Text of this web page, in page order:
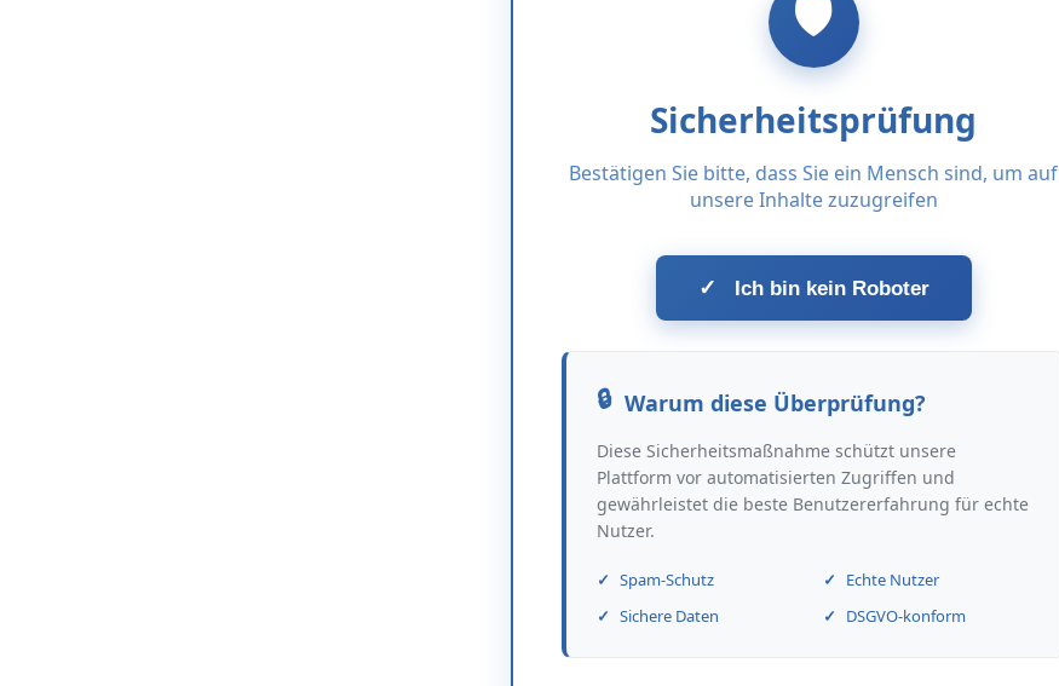
Sicherheitsprüfung
Bestätigen Sie bitte, dass Sie ein Mensch sind, um auf
unsere Inhalte zuzugreifen
✓ Ich bin kein Roboter
Warum diese Überprüfung?
Diese Sicherheitsmaßnahme schützt unsere
Plattform vor automatisierten Zugriffen und
gewährleistet die beste Benutzererfahrung für echte
Nutzer.
Spam-Schutz
Echte Nutzer
Sichere Daten
DSGVO-konform